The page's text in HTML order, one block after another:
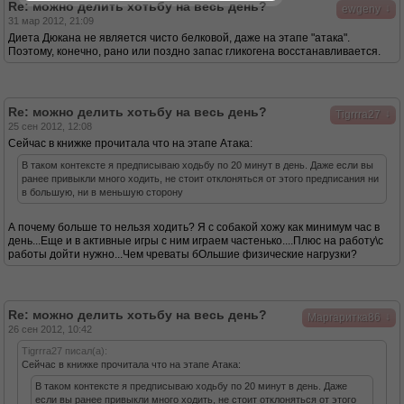
ewgeny
Re: можно делить хотьбу на весь день?
31 мар 2012, 21:09
Диета Дюкана не является чисто белковой, даже на этапе "атака".
Поэтому, конечно, рано или поздно запас гликогена восстанавливается.
Tigrrra27
Re: можно делить хотьбу на весь день?
25 сен 2012, 12:08
Сейчас в книжке прочитала что на этапе Атака:
В таком контексте я предписываю ходьбу по 20 минут в день. Даже если вы
ранее привыкли много ходить, не стоит отклоняться от этого предписания ни
в большую, ни в меньшую сторону
А почему больше то нельзя ходить? Я с собакой хожу как минимум час в
день...Еще и в активные игры с ним играем частенько....Плюс на работу\с
работы дойти нужно...Чем чреваты бОльшие физические нагрузки?
Маргаритка86
Re: можно делить хотьбу на весь день?
26 сен 2012, 10:42
Tigrrra27 писал(а):
Сейчас в книжке прочитала что на этапе Атака:
В таком контексте я предписываю ходьбу по 20 минут в день. Даже
если вы ранее привыкли много ходить, не стоит отклоняться от этого